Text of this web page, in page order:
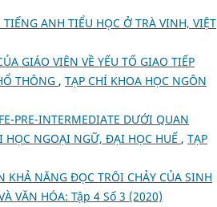
ANH TIỂU HỌC Ở TRÀ VINH, VIỆT
GIÁO VIÊN VỀ YẾU TỐ GIAO TIẾP
THÔNG , TẠP CHÍ KHOA HỌC NGÔN
PRE-INTERMEDIATE DƯỚI QUAN
HỌC NGOẠI NGỮ, ĐẠI HỌC HUẾ , TẠP
KHẢ NĂNG ĐỌC TRÔI CHẢY CỦA SINH
VĂN HÓA: Tập 4 Số 3 (2020)